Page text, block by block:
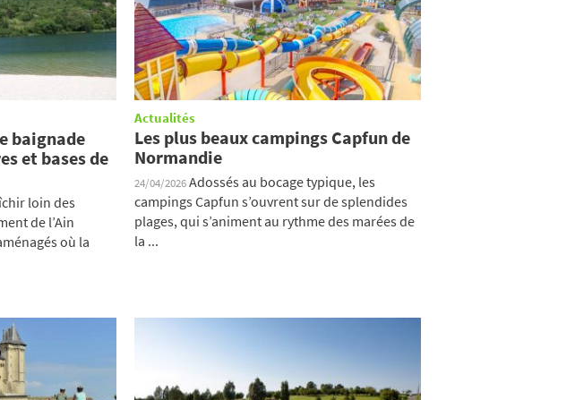
baignade
et bases de
loin des
de l’Ain
où la
Actualités
Les plus beaux campings Capfun de
Normandie
24/04/2026Adossés au bocage typique, les
campings Capfun s’ouvrent sur de splendides
plages, qui s’animent au rythme des marées de
la ...